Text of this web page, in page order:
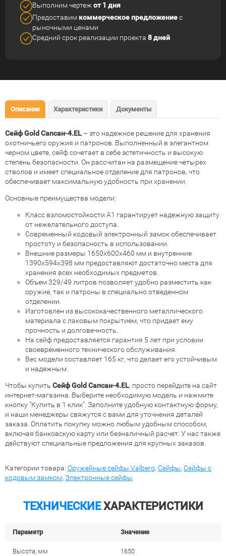
Выполним чертеж от 1 дня
Предоставим коммерческое предложениес
рыночными ценами
Средний срок реализации проекта 8 дней
Описание Характеристики Документы
Сейф Gold Сапсан-4.EL – это надежное решение для хранения
охотничьего оружия и патронов. Выполненный в элегантном
черном цвете, сейф сочетает в себе эстетичность и высокую
степень безопасности. Он рассчитан на размещение четырех
стволов и имеет специальное отделение для патронов, что
обеспечивает максимальную удобность при хранении.
Основные преимущества модели:
Класс взломостойкости А1 гарантирует надежную защиту
от нежелательного доступа.
Современный кодовый электронный замок обеспечивает
простоту и безопасность в использовании.
Внешние размеры 1650x600x460 мм и внутренние
1390x594x398 мм предоставляют достаточно места для
хранения всех необходимых предметов.
Объем 329/49 литров позволяет удобно разместить как
оружие, так и патроны в специально отведенном
отделении.
Изготовлен из высококачественного металлического
материала с лаковым покрытием, что придает ему
прочность и долговечность.
На сейф предоставляется гарантия 5 лет при условии
своевременного технического обслуживания.
Вес модели составляет 165 кг, что делает его устойчивым
и надежным.
Чтобы купить Сейф Gold Сапсан-4.EL, просто перейдите на сайт
интернет-магазина. Выберите необходимую модель и нажмите
кнопку "Купить в 1 клик". Заполните удобную контактную форму,
и наши менеджеры свяжутся с вами для уточнения деталей
заказа. Оплатить покупку можно любым удобным способом,
включая банковскую карту или безналичный расчет. У нас также
действуют специальные предложения для крупных заказов.
Категории товара: Оружейные сейфы Valberg, Сейфы, Сейфы с
кодовым замком, Электронные сейфы
ТЕХНИЧЕСКИЕХАРАКТЕРИСТИКИ
Параметр Значение
Высота, мм 1650